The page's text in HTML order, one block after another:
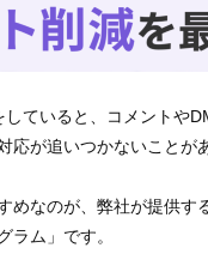
ていると、コメントや
応が追いつかないことが
めなのが、弊社が提供す
ラム」です。